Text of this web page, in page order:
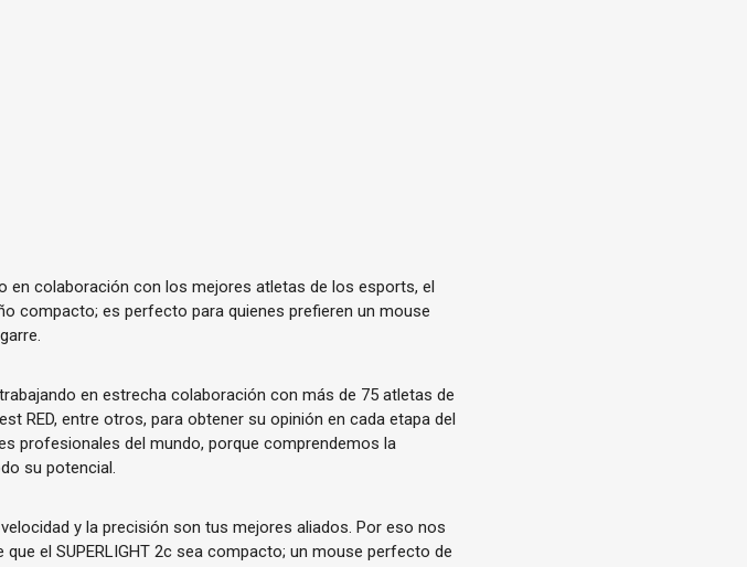
en colaboración con los mejores atletas de los esports, el
compacto; es perfecto para quienes prefieren un mouse
en estrecha colaboración con más de 75 atletas de
RED, entre otros, para obtener su opinión en cada etapa del
profesionales del mundo, porque comprendemos la
su potencial.
y la precisión son tus mejores aliados. Por eso nos
el SUPERLIGHT 2c sea compacto; un mouse perfecto de